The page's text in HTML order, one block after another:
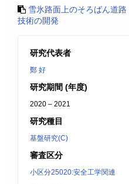
雪氷路面上のそろばん道
技術の開発
研究代表者
鄭 好
研究期間 (年度)
2020 – 2021
研究種目
基盤研究(C)
審査区分
小区分25020:安全工学関連